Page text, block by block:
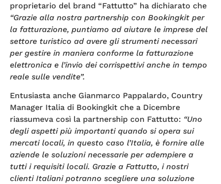
proprietario del brand “Fattutto” ha dichiarato che
“Grazie alla nostra partnership con Bookingkit per
la fatturazione, puntiamo ad aiutare le imprese del
settore turistico ad avere gli strumenti necessari
per gestire in maniera conforme la fatturazione
elettronica e l’invio dei corrispettivi anche in tempo
reale sulle vendite”.
Entusiasta anche Gianmarco Pappalardo, Country
Manager Italia di Bookingkit che a Dicembre
riassumeva così la partnership con Fattutto: “Uno
degli aspetti più importanti quando si opera sui
mercati locali, in questo caso l’Italia, è fornire alle
aziende le soluzioni necessarie per adempiere a
tutti i requisiti locali. Grazie a Fattutto, i nostri
clienti Italiani potranno scegliere una soluzione